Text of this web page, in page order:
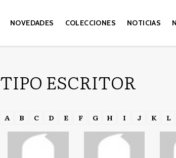
NOVEDADES COLECCIONES NOTICIAS
TIPO ESCRITOR
A B C D E F G H I J K L